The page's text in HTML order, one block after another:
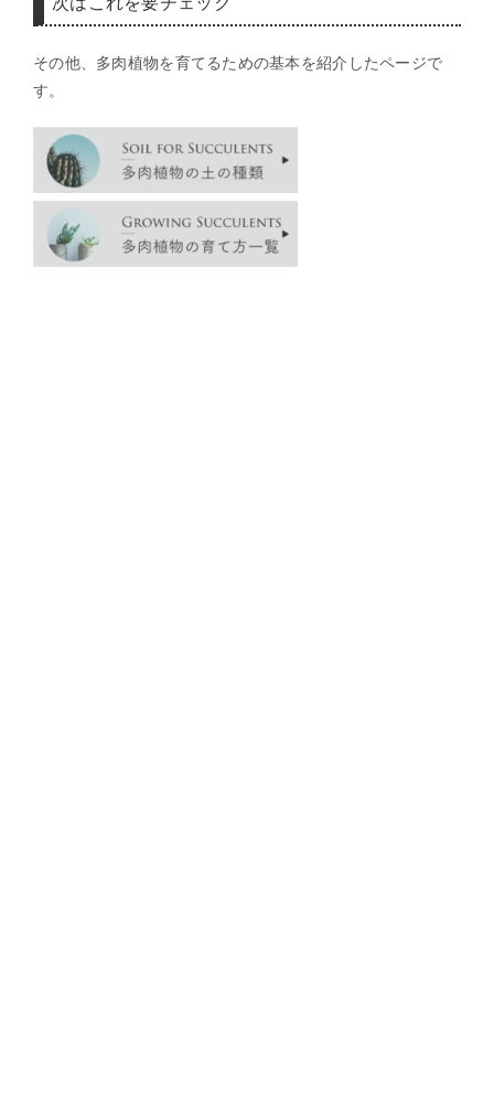
その他、多肉植物を育てるための基本を紹介したページで
す。